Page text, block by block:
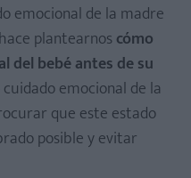
emocional de la madre
plantearnoscómo
del bebé antes de su
emocional de la
que este estado
posible y evitar